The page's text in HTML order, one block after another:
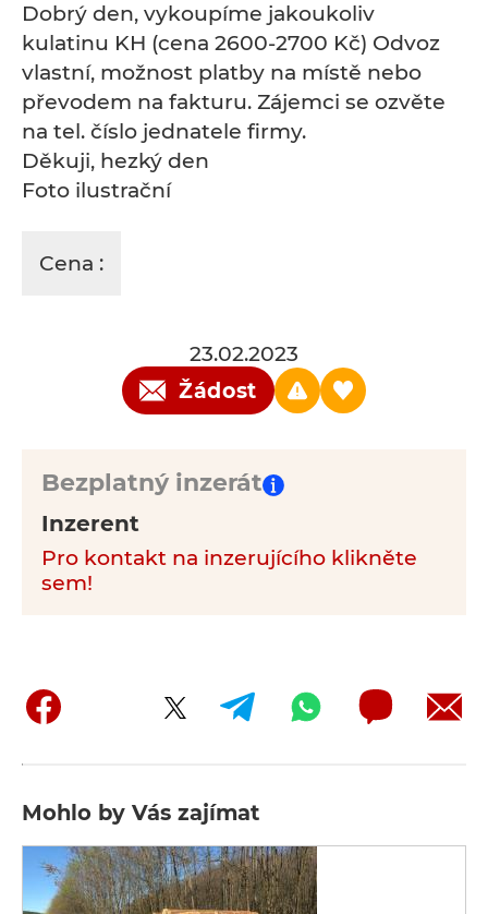
Dobrý den, vykoupíme jakoukoliv
kulatinu KH (cena 2600-2700 Kč) Odvoz
vlastní, možnost platby na místě nebo
převodem na fakturu. Zájemci se ozvěte
na tel. číslo jednatele firmy.
Děkuji, hezký den
Foto ilustrační
Cena :
23.02.2023
Žádost
Bezplatný inzerát
Inzerent
Pro kontakt na inzerujícího klikněte
sem!
Mohlo by Vás zajímat